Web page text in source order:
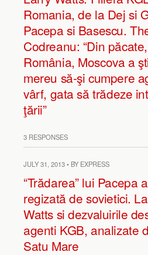
Romania, de la Dej si
Pacepa si Basescu.
Codreanu: “Din
România, Moscova a
mereu să-şi cumpere
vârf, gata să trădeze
ţării”
3 RESPONSES
JULY 31, 2013 • BY EXPRESS
“Trădarea” lui Pacepa
regizată de sovietici.
Watts si dezvaluirile
agenti KGB, analizate
Satu Mare